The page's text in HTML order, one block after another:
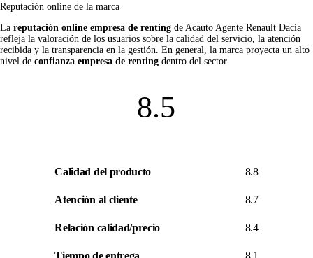
Reputación online de la marca
La reputación online empresa de renting de Acauto Agente Renault Dacia
refleja la valoración de los usuarios sobre la calidad del servicio, la atención
recibida y la transparencia en la gestión. En general, la marca proyecta un alto
nivel de confianza empresa de renting dentro del sector.
8.5
Calidad del producto 8.8
Atención al cliente 8.7
Relación calidad/precio 8.4